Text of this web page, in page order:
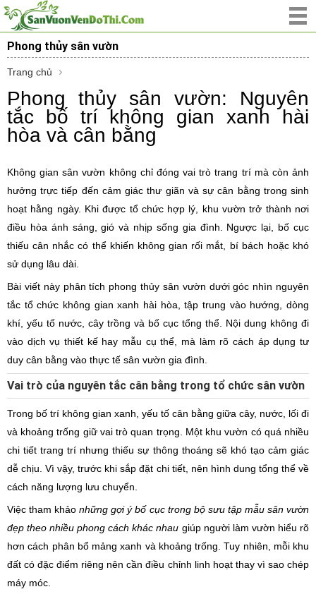
Phong thủy sân vườn
Trang chủ
Phong thủy sân vườn: Nguyên
tắc bố trí không gian xanh hài
hòa và cân bằng
Không gian sân vườn không chỉ đóng vai trò trang trí mà còn ảnh
hưởng trực tiếp đến cảm giác thư giãn và sự cân bằng trong sinh
hoạt hằng ngày. Khi được tổ chức hợp lý, khu vườn trở thành nơi
điều hòa ánh sáng, gió và nhịp sống gia đình. Ngược lại, bố cục
thiếu cân nhắc có thể khiến không gian rối mắt, bí bách hoặc khó
sử dụng lâu dài.
Bài viết này phân tích phong thủy sân vườn dưới góc nhìn nguyên
tắc tổ chức không gian xanh hài hòa, tập trung vào hướng, dòng
khí, yếu tố nước, cây trồng và bố cục tổng thể. Nội dung không đi
vào dịch vụ thiết kế hay mẫu cụ thể, mà làm rõ cách áp dụng tư
duy cân bằng vào thực tế sân vườn gia đình.
Vai trò của nguyên tắc cân bằng trong tổ chức sân vườn
Trong bố trí không gian xanh, yếu tố cân bằng giữa cây, nước, lối đi
và khoảng trống giữ vai trò quan trọng. Một khu vườn có quá nhiều
chi tiết trang trí nhưng thiếu sự thông thoáng sẽ khó tạo cảm giác
dễ chịu. Vì vậy, trước khi sắp đặt chi tiết, nên hình dung tổng thể về
cách năng lượng lưu chuyển.
Việc tham khảonhững gợi ý bố cục trong bộ sưu tập mẫu sân vườn
đẹp theo nhiều phong cách khác nhau giúp người làm vườn hiểu rõ
hơn cách phân bổ mảng xanh và khoảng trống. Tuy nhiên, mỗi khu
đất có đặc điểm riêng nên cần điều chỉnh linh hoạt thay vì sao chép
máy móc.